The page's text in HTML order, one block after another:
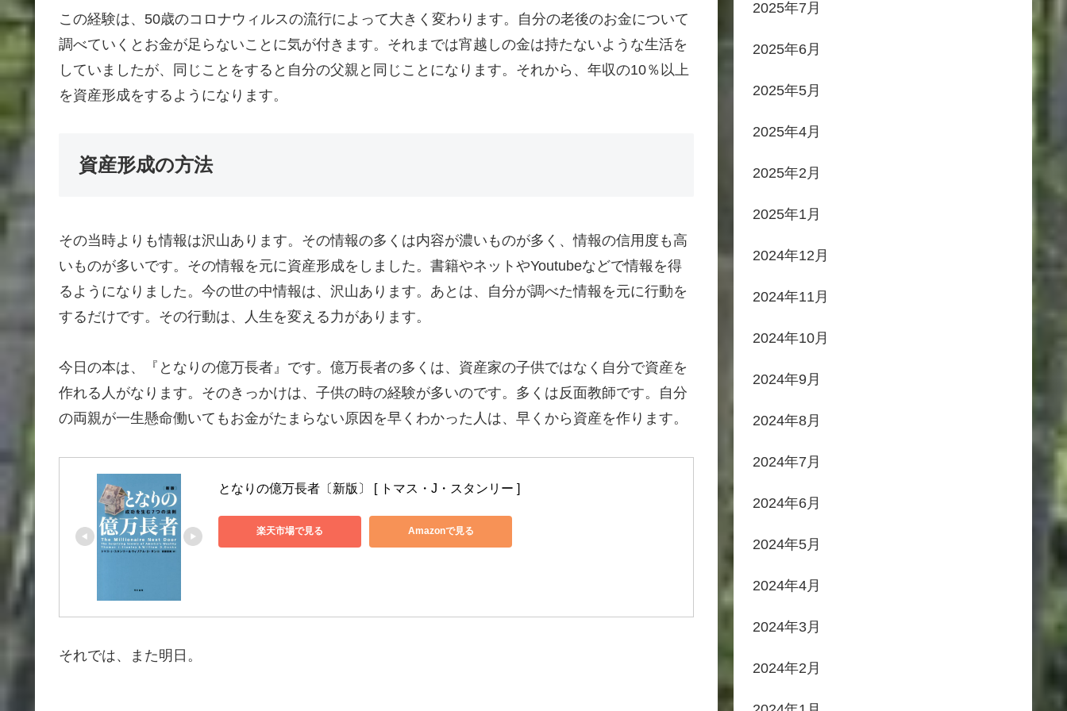
この経験は、50歳のコロナウィルスの流行によって大きく変わります。自分の老後のお金について
調べていくとお金が足らないことに気が付きます。それまでは宵越しの金は持たないような生活を
していましたが、同じことをすると自分の父親と同じことになります。それから、年収の10％以上
を資産形成をするようになります。
資産形成の方法
その当時よりも情報は沢山あります。その情報の多くは内容が濃いものが多く、情報の信用度も高
いものが多いです。その情報を元に資産形成をしました。書籍やネットやYoutubeなどで情報を得
るようになりました。今の世の中情報は、沢山あります。あとは、自分が調べた情報を元に行動を
するだけです。その行動は、人生を変える力があります。
今日の本は、『となりの億万長者』です。億万長者の多くは、資産家の子供ではなく自分で資産を
作れる人がなります。そのきっかけは、子供の時の経験が多いのです。多くは反面教師です。自分
の両親が一生懸命働いてもお金がたまらない原因を早くわかった人は、早くから資産を作ります。
となりの億万長者〔新版〕 [ トマス・J・スタンリー ]
楽天市場で見る Amazonで見る
それでは、また明日。
2025年7月
2025年6月
2025年5月
2025年4月
2025年2月
2025年1月
2024年12月
2024年11月
2024年10月
2024年9月
2024年8月
2024年7月
2024年6月
2024年5月
2024年4月
2024年3月
2024年2月